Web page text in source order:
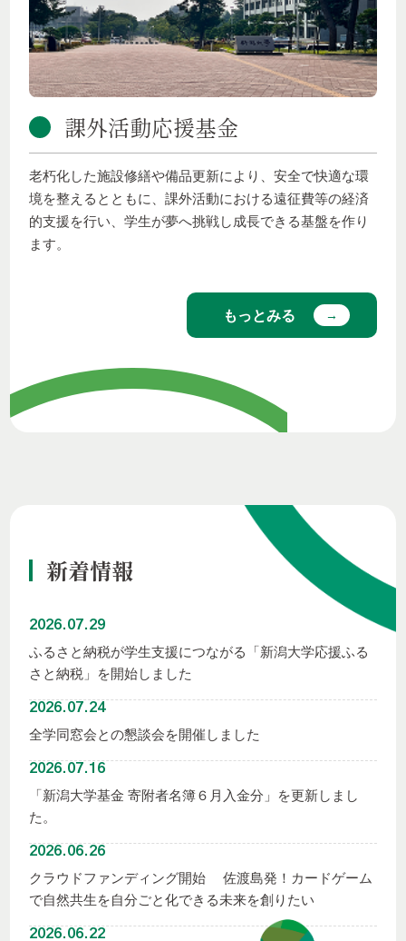
課外活動応援基金
老朽化した施設修繕や備品更新により、安全で快適な環
境を整えるとともに、課外活動における遠征費等の経済
的支援を行い、学生が夢へ挑戦し成長できる基盤を作り
ます。
もっとみる
新着情報
2026.07.29
ふるさと納税が学生支援につながる「新潟大学応援ふる
さと納税」を開始しました
2026.07.24
全学同窓会との懇談会を開催しました
2026.07.16
「新潟大学基金 寄附者名簿６月入金分」を更新しまし
た。
2026.06.26
クラウドファンディング開始 佐渡島発！カードゲーム
で自然共生を自分ごと化できる未来を創りたい
2026.06.22